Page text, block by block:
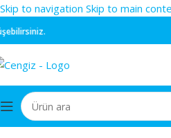
Skip to navigation Skip to main